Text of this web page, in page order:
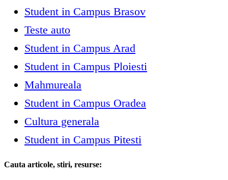
Student in Campus Brasov
Teste auto
Student in Campus Arad
Student in Campus Ploiesti
Mahmureala
Student in Campus Oradea
Cultura generala
Student in Campus Pitesti
Cauta articole, stiri, resurse: